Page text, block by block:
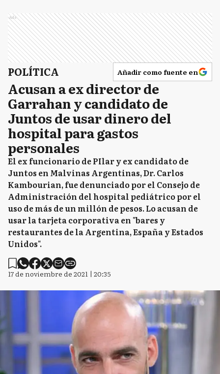
Ads
POLÍTICA Añadir como fuente en
Acusan a ex director de
Garrahan y candidato de
Juntos de usar dinero del
hospital para gastos
personales
El ex funcionario de PIlar y ex candidato de
Juntos en Malvinas Argentinas, Dr. Carlos
Kambourian, fue denunciado por el Consejo de
Administración del hospital pediátrico por el
uso de más de un millón de pesos. Lo acusan de
usar la tarjeta corporativa en "bares y
restaurantes de la Argentina, España y Estados
Unidos".
17 de noviembre de 2021 | 20:35